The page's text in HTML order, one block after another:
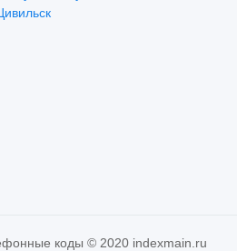
коды © 2020 indexmain.ru